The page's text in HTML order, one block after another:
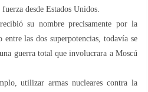
desde Estados Unidos.
su nombre precisamente por la
las dos superpotencias, todavía se
guerra total que involucrara a Moscú
utilizar armas nucleares contra la